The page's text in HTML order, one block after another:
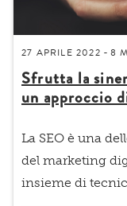
27 APRILE 2022 - 8
Sfrutta la
un approccio
La SEO è una
del marketing
insieme di